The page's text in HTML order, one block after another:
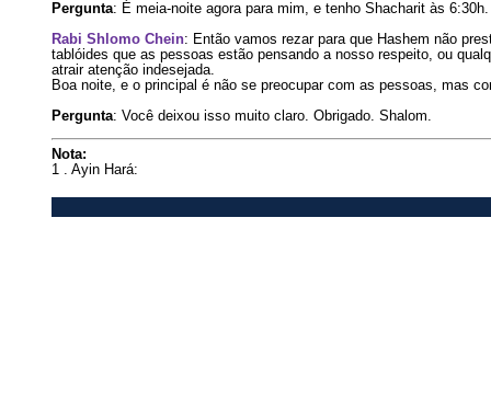
Pergunta: É meia-noite agora para mim, e tenho Shacharit às 6:30h.
Rabi Shlomo Chein: Então vamos rezar para que Hashem não
tablóides que as pessoas estão pensando a nosso respeito, ou
atrair atenção indesejada.
Boa noite, e o principal é não se preocupar com as pessoas, mas
Pergunta: Você deixou isso muito claro. Obrigado. Shalom.
Nota:
1 . Ayin Hará: